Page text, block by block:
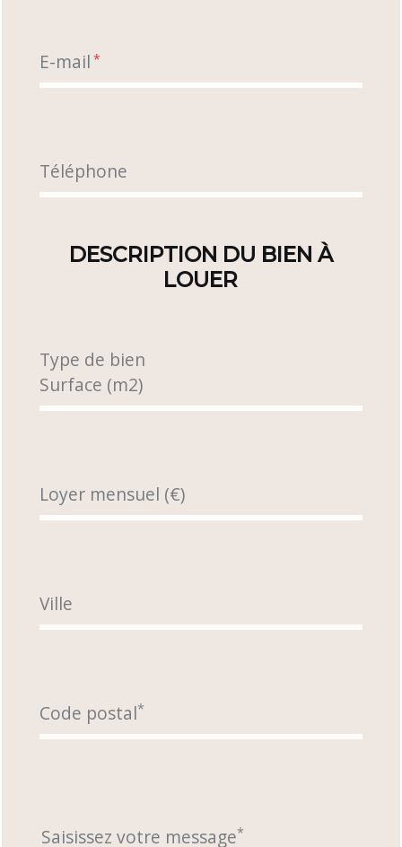
E-mail *
Téléphone
DESCRIPTION DU BIEN À
LOUER
Type de bien
Surface (m2)
Loyer mensuel (€)
Ville
Code postal*
Saisissez votre message*